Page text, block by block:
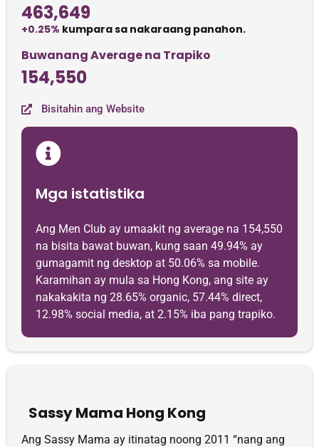
463,649
+0.25% kumpara sa nakaraang panahon.
Buwanang Average na Trapiko
154,550
Bisitahin ang Website
Mga istatistika
Ang Men Club ay umaakit ng average na 154,550
na bisita bawat buwan, kung saan 49.94% ay
gumagamit ng desktop at 50.06% sa mobile.
Karamihan ay mula sa Hong Kong, ang site ay
nakakakita ng 28.65% organic, 57.44% direct,
12.98% social media, at 2.15% iba pang trapiko.
Sassy Mama Hong Kong
Ang Sassy Mama ay itinatag noong 2011 “nang ang